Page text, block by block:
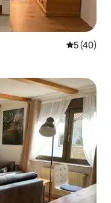
平均评分
5 (40)